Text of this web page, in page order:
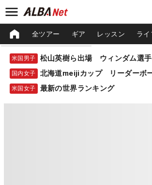
全ツアー ギア レッスン ライ
米国男子
国内女子 北海道meijiカップ リーダーボ
米国女子 最新の世界ランキング